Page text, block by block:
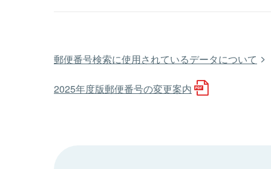
郵便番号検索に使用されているデータについて
2025年度版郵便番号の変更案内